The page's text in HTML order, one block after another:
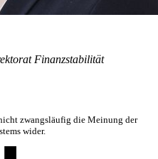
Finanzstabilität
zwangsläufig die Meinung der
wider.